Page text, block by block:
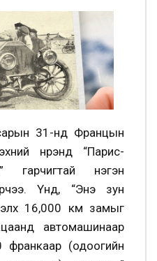
31-нд Францын
нүүрэнд “Парис-
гарчигтай нэгэн
Үүнд, “Энэ зун
16,000 км замыг
автомашинаар
франкаар (одоогийн